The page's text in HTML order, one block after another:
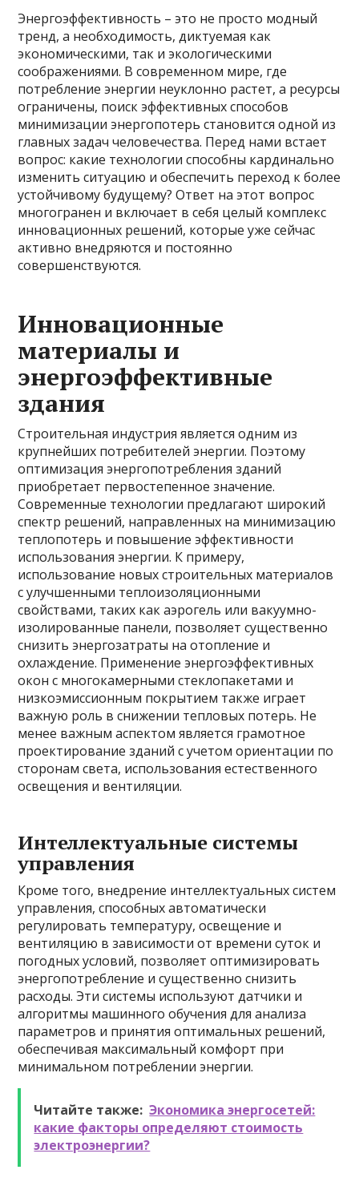
Энергоэффективность – это не просто модный
тренд, а необходимость, диктуемая как
экономическими, так и экологическими
соображениями. В современном мире, где
потребление энергии неуклонно растет, а ресурсы
ограничены, поиск эффективных способов
минимизации энергопотерь становится одной из
главных задач человечества. Перед нами встает
вопрос: какие технологии способны кардинально
изменить ситуацию и обеспечить переход к более
устойчивому будущему? Ответ на этот вопрос
многогранен и включает в себя целый комплекс
инновационных решений, которые уже сейчас
активно внедряются и постоянно
совершенствуются.
Инновационные
материалы и
энергоэффективные
здания
Строительная индустрия является одним из
крупнейших потребителей энергии. Поэтому
оптимизация энергопотребления зданий
приобретает первостепенное значение.
Современные технологии предлагают широкий
спектр решений, направленных на минимизацию
теплопотерь и повышение эффективности
использования энергии. К примеру,
использование новых строительных материалов
с улучшенными теплоизоляционными
свойствами, таких как аэрогель или вакуумно-
изолированные панели, позволяет существенно
снизить энергозатраты на отопление и
охлаждение. Применение энергоэффективных
окон с многокамерными стеклопакетами и
низкоэмиссионным покрытием также играет
важную роль в снижении тепловых потерь. Не
менее важным аспектом является грамотное
проектирование зданий с учетом ориентации по
сторонам света, использования естественного
освещения и вентиляции.
Интеллектуальные системы
управления
Кроме того, внедрение интеллектуальных систем
управления, способных автоматически
регулировать температуру, освещение и
вентиляцию в зависимости от времени суток и
погодных условий, позволяет оптимизировать
энергопотребление и существенно снизить
расходы. Эти системы используют датчики и
алгоритмы машинного обучения для анализа
параметров и принятия оптимальных решений,
обеспечивая максимальный комфорт при
минимальном потреблении энергии.
Читайте также: Экономика энергосетей:
какие факторы определяют стоимость
электроэнергии?